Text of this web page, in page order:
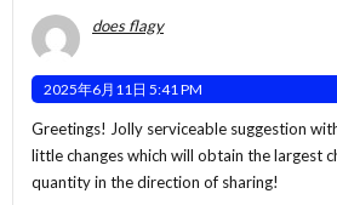
does flagy
2025年6月11日 5:41 PM
Greetings! Jolly serviceable suggestion
little changes which will obtain the largest
quantity in the direction of sharing!